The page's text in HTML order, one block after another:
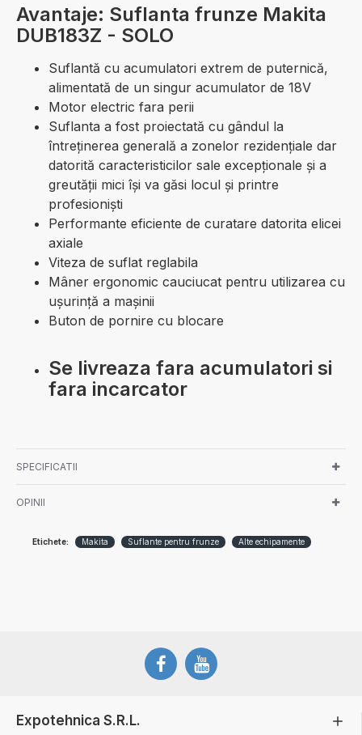
Avantaje: Suflanta frunze Makita
DUB183Z - SOLO
Suflantă cu acumulatori extrem de puternică,
alimentată de un singur acumulator de 18V
Motor electric fara perii
Suflanta a fost proiectată cu gândul la
întreţinerea generală a zonelor rezidenţiale dar
datorită caracteristicilor sale excepţionale și a
greutăţii mici își va găsi locul și printre
profesioniști
Performante eficiente de curatare datorita elicei
axiale
Viteza de suflat reglabila
Mâner ergonomic cauciucat pentru utilizarea cu
ușurință a mașinii
Buton de pornire cu blocare
Se livreaza fara acumulatori si
fara incarcator
SPECIFICATII
OPINII
Etichete: Makita Suflante pentru frunze Alte echipamente
Expotehnica S.R.L.